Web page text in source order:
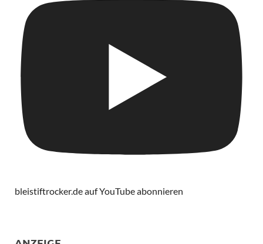
bleistiftrocker.de auf YouTube abonnieren